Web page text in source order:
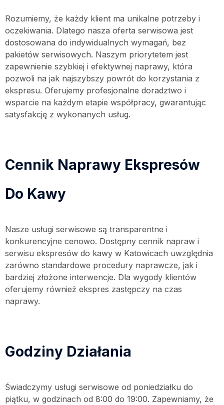
Rozumiemy, że każdy klient ma unikalne potrzeby i
oczekiwania. Dlatego nasza oferta serwisowa jest
dostosowana do indywidualnych wymagań, bez
pakietów serwisowych. Naszym priorytetem jest
zapewnienie szybkiej i efektywnej naprawy, która
pozwoli na jak najszybszy powrót do korzystania z
ekspresu. Oferujemy profesjonalne doradztwo i
wsparcie na każdym etapie współpracy, gwarantując
satysfakcję z wykonanych usług.
Cennik Naprawy Ekspresów
Do Kawy
Nasze usługi serwisowe są transparentne i
konkurencyjne cenowo. Dostępny cennik napraw i
serwisu ekspresów do kawy w Katowicach uwzględnia
zarówno standardowe procedury naprawcze, jak i
bardziej złożone interwencje. Dla wygody klientów
oferujemy również ekspres zastępczy na czas
naprawy.
Godziny Działania
Świadczymy usługi serwisowe od poniedziałku do
piątku, w godzinach od 8:00 do 19:00. Zapewniamy, że